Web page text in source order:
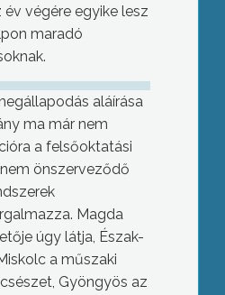
végére egyike lesz
maradó
aláírása
ma már nem
a felsőoktatási
önszerveződő
Magda
úgy látja, Észak-
a műszaki
Gyöngyös az